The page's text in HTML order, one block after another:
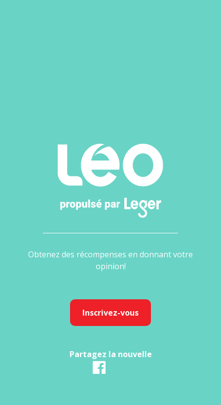
Obtenez des récompenses en donnant votre
opinion!
Inscrivez-vous
Partagez la nouvelle